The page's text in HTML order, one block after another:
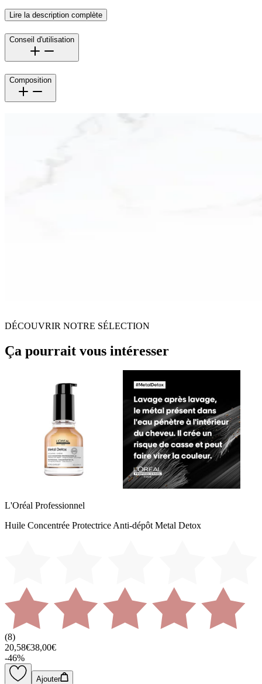
Lire la description complète
Conseil d'utilisation
Composition
DÉCOUVRIR NOTRE SÉLECTION
Ça pourrait vous intéresser
L'Oréal Professionnel
Huile Concentrée Protectrice Anti-dépôt Metal Detox
(8)
20,58€38,00€
-46%
Ajouter